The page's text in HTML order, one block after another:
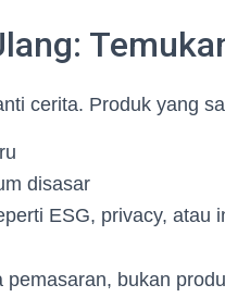
cerita. Produk yang
disasar
ESG, privacy, atau
bukan